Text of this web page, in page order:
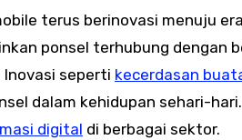
terus berinovasi menuju
ponsel terhubung dengan
Inovasi seperti kecerdasan
dalam kehidupan sehari-
digital di berbagai sektor.